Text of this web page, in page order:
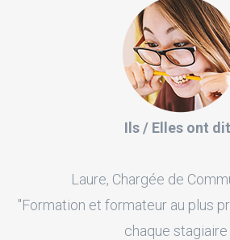
Ils / Elles ont
Laure, Chargée de
"Formation et formateur au plus
chaque stagiaire